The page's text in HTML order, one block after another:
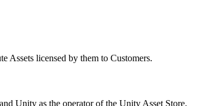
Assets licensed by them to Customers.
Unity as the operator of the Unity Asset Store.